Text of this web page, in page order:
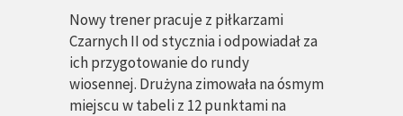
Nowy trener pracuje z piłkarzami
Czarnych II od stycznia i odpowiadał za
ich przygotowanie do rundy
wiosennej. Drużyna zimowała na ósmym
miejscu w tabeli z 12 punktami na